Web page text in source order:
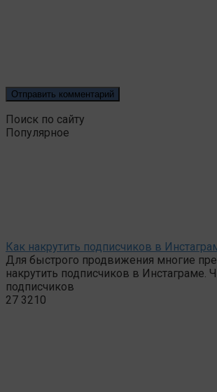
Поиск по сайту
Популярное
Как накрутить подписчиков в
Для быстрого продвижения многие
накрутить подписчиков в Инстаграме.
подписчиков
27 3210